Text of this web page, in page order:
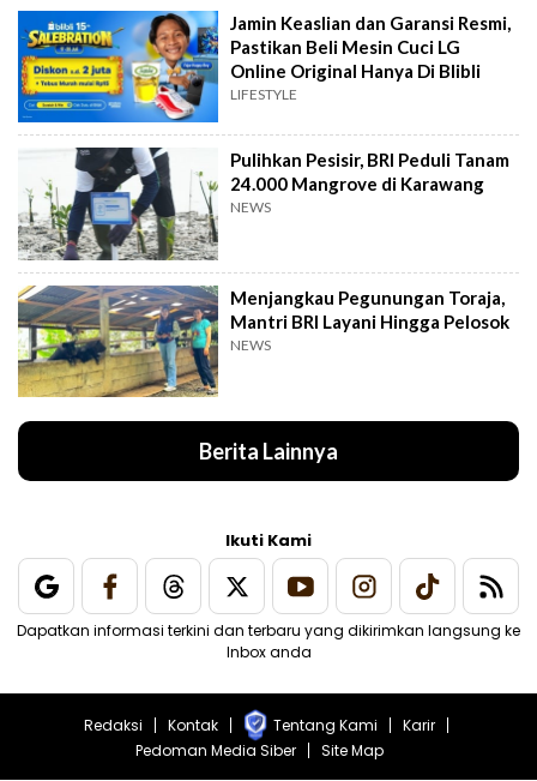
Jamin Keaslian dan Garansi Resmi,
Pastikan Beli Mesin Cuci LG
Online Original Hanya Di Blibli
LIFESTYLE
Pulihkan Pesisir, BRI Peduli Tanam
24.000 Mangrove di Karawang
NEWS
Menjangkau Pegunungan Toraja,
Mantri BRI Layani Hingga Pelosok
NEWS
Berita Lainnya
Ikuti Kami
Dapatkan informasi terkini dan terbaru yang dikirimkan langsung ke
Inbox anda
Redaksi Kontak Tentang Kami
Karir
Pedoman Media Siber
Site Map